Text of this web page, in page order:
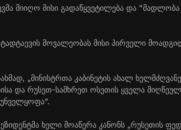
მიიღო მისი გადაწყვეტილება და "მადლობა
მოვალეობას მისი პირველი
„მინისტრთა კაბინეტის ახალ
და რუსეთ-სამხრეთ ოსეთის ყველა
ხელი მოაწერა კანონს „რუსეთის